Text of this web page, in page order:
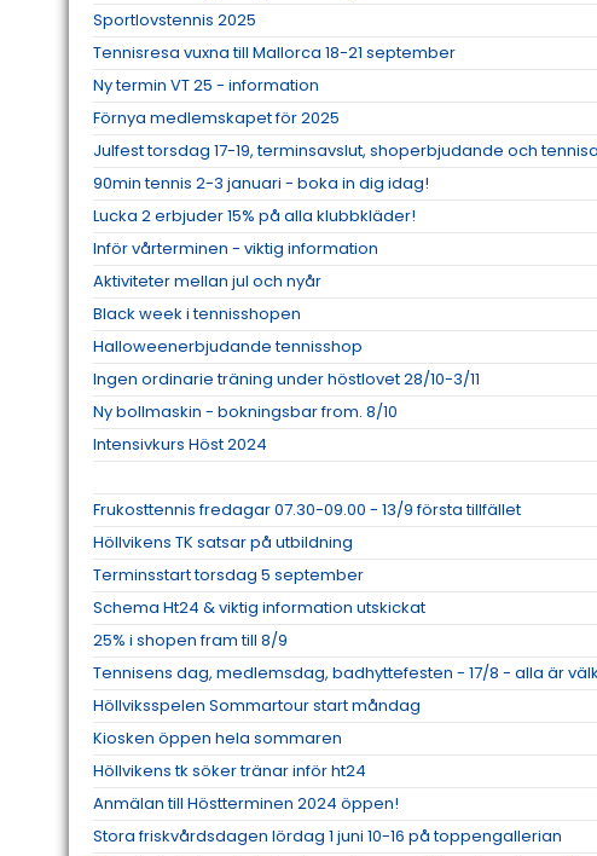
Sportlovstennis 2025
Tennisresa vuxna till Mallorca 18-21 september
Ny termin VT 25 - information
Förnya medlemskapet för 2025
Julfest torsdag 17-19, terminsavslut, shoperbjudande och
90min tennis 2-3 januari - boka in dig idag!
Lucka 2 erbjuder 15% på alla klubbkläder!
Inför vårterminen - viktig information
Aktiviteter mellan jul och nyår
Black week i tennisshopen
Halloweenerbjudande tennisshop
Ingen ordinarie träning under höstlovet 28/10-3/11
Ny bollmaskin - bokningsbar from. 8/10
Intensivkurs Höst 2024
Frukosttennis fredagar 07.30-09.00 - 13/9 första tillfället
Höllvikens TK satsar på utbildning
Terminsstart torsdag 5 september
Schema Ht24 & viktig information utskickat
25% i shopen fram till 8/9
Tennisens dag, medlemsdag, badhyttefesten - 17/8 - alla är
Höllviksspelen Sommartour start måndag
Kiosken öppen hela sommaren
Höllvikens tk söker tränar inför ht24
Anmälan till Höstterminen 2024 öppen!
Stora friskvårdsdagen lördag 1 juni 10-16 på toppengallerian